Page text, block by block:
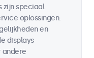
zijn speciaal
oplossingen.
en
displays
andere